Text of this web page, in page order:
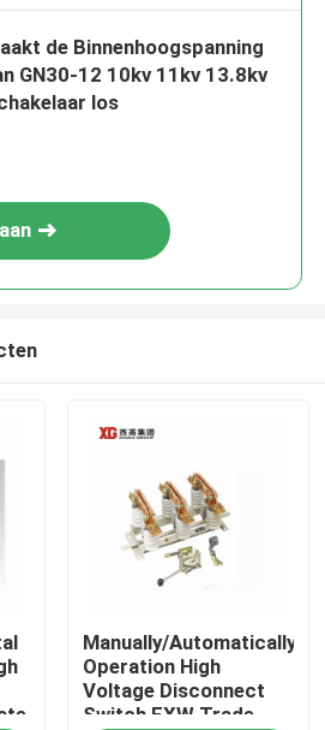
de Binnenhoogspanning
GN30-12 10kv 11kv 13.8kv
los
Manually/Automatically
Operation High
Voltage Disconnect
Switch EXW Trade